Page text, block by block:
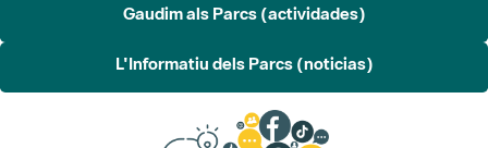
Gaudim als Parcs (actividades)
L'Informatiu dels Parcs (noticias)